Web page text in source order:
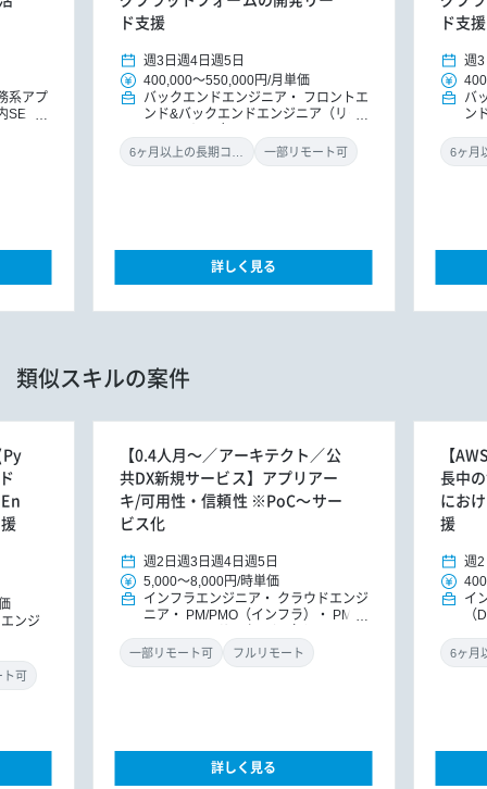
系アプ
SE
ド支援
週3日 週4日 週5日
400,000～550,000円/月単価
バックエンドエンジニア
フロントエ
ンド&バックエンドエンジニア（リー
一部リモート可
詳しく見る
ド支援
週3
バ
ン
類似スキルの案件
ンジ
ト可
【0.4人月～／アーキテクト／公
共DX新規サービス】アプリアー
キ/可用性・信頼性 ※PoC～サー
ビス化
週2日 週3日 週4日 週5日
5,000～8,000円/時単価
インフラエンジニア
クラウドエンジ
ニア
PM/PMO（インフラ）
PM/P
ラ）
ITコンサルタント
一部リモート可 フルリモート
詳しく見る
【
長中
にお
援
週2
イ
（